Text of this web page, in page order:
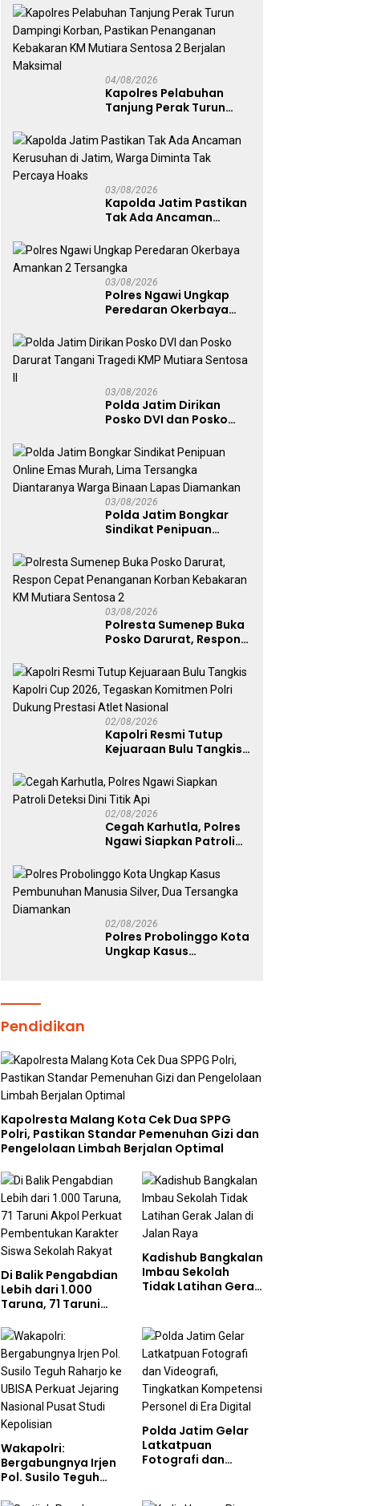
UBISA Perkuat Jejaring
Nasional Pusat Studi
Kepolisian
04/08/2026
Kapolres Pelabuhan
Tanjung Perak Turun
Pastikan Penanganan
Kebakaran KM Mutiara
Sentosa 2 Berjalan
03/08/2026
Kapolda Jatim Pastikan
Tak Ada Ancaman
Warga Diminta Tak
Percaya Hoaks
03/08/2026
Polres Ngawi Ungkap
Peredaran Okerbaya
03/08/2026
Polda Jatim Dirikan
Posko DVI dan Posko
Tragedi KMP Mutiara
Sentosa II
03/08/2026
Polda Jatim Bongkar
Sindikat Penipuan
Tersangka Diantaranya
Warga Binaan Lapas
Diamankan
03/08/2026
Polresta Sumenep Buka
Posko Darurat, Respon
Korban Kebakaran KM
Mutiara Sentosa 2
02/08/2026
Kapolri Resmi Tutup
Kejuaraan Bulu Tangkis
Tegaskan Komitmen
Polri Dukung Prestasi
Atlet Nasional
02/08/2026
Cegah Karhutla, Polres
Ngawi Siapkan Patroli
02/08/2026
Polres Probolinggo Kota
Ungkap Kasus
Pendidikan
Kapolresta Malang Kota Cek Dua SPPG
Polri, Pastikan Standar Pemenuhan Gizi dan
Pengelolaan Limbah Berjalan Optimal
Di Balik Pengabdian
Lebih dari 1.000
Taruna, 71 Taruni
Pembentukan
Karakter Siswa
Sekolah Rakyat
Kadishub Bangkalan
Imbau Sekolah
Tidak Latihan Gerak
Wakapolri:
Bergabungnya Irjen
Pol. Susilo Teguh
Polda Jatim Gelar
Latkatpuan
Fotografi dan